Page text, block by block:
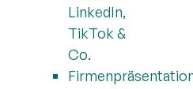
LinkedIn,
TikTok &
Co.